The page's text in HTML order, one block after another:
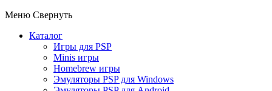
Меню Свернуть
Каталог
Игры для PSP
Minis игры
Homebrew игры
Эмуляторы PSP для Windows